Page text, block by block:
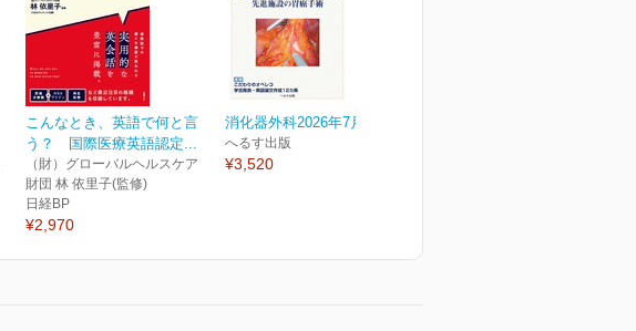
こんなとき、英語で何と言
う？ 国際医療英語認定...
（財）グローバルヘルスケア
財団 林 依里子(監修)
日経BP
¥2,970
消化器外科2026年7月号
へるす出版
¥3,520